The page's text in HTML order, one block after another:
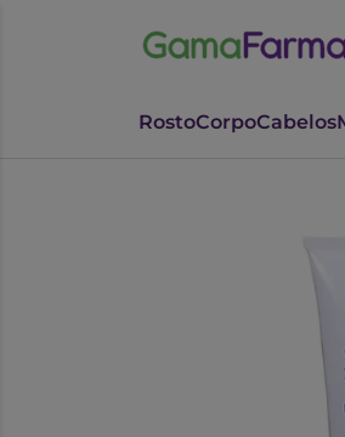
RostoCorpoCabelos